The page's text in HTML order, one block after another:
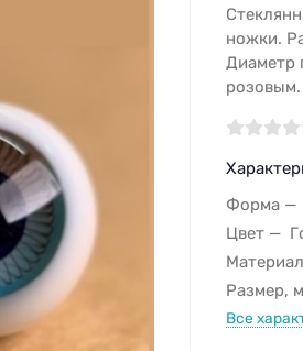
ножки.
Диаметр
розовым.
Форма
Цвет
Материал
Размер,
Все